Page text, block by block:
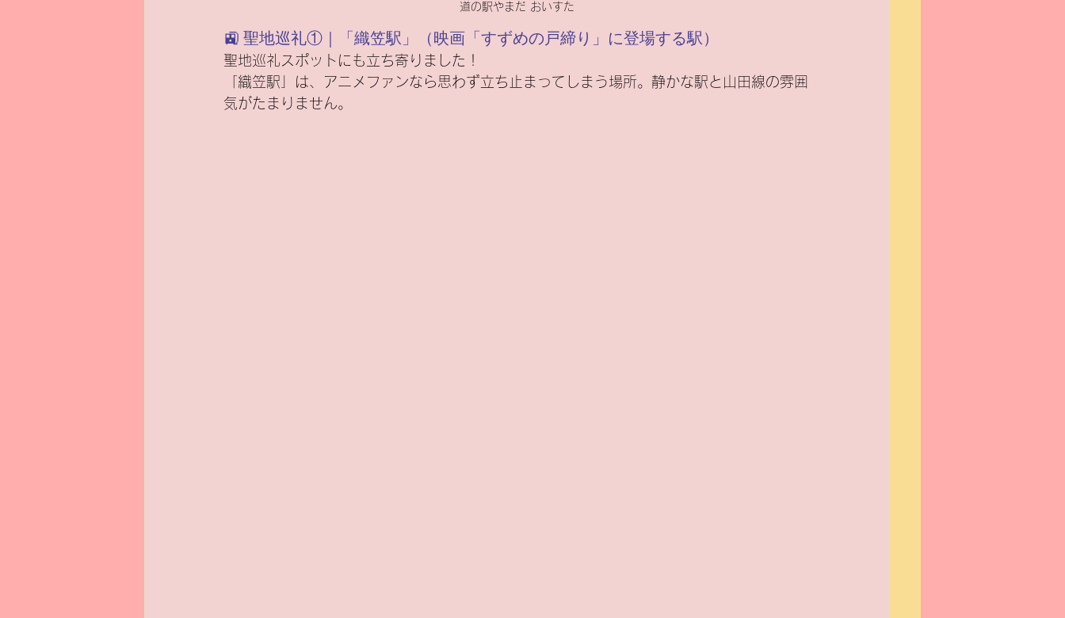
道の駅やまだ おいすた
🚉 聖地巡礼①｜「織笠駅」（映画「すずめの戸締り」に登場する駅）
聖地巡礼スポットにも立ち寄りました！
「織笠駅」は、アニメファンなら思わず立ち止まってしまう場所。静かな駅と山田線の雰囲
気がたまりません。